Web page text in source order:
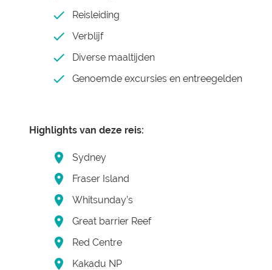
Reisleiding
Verblijf
Diverse maaltijden
Genoemde excursies en entreegelden
Highlights van deze reis:
Sydney
Fraser Island
Whitsunday’s
Great barrier Reef
Red Centre
Kakadu NP